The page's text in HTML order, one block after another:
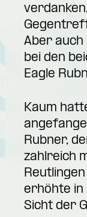
Aber auch
bei den
Eagle
Kaum
Rubner,
zahlreich
erhöhte in
Sicht der